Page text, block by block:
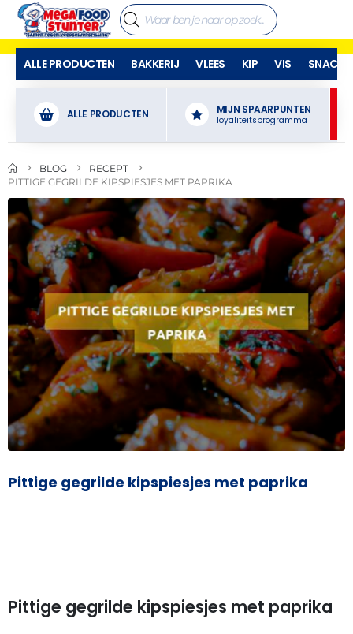
ALLE PRODUCTEN BAKKERIJ VLEES KIP VIS SNACKS
ALLE PRODUCTEN MIJN SPAARPUNTEN
loyaliteitsprogramma
BLOG
RECEPT
PITTIGE GEGRILDE KIPSPIESJES MET PAPRIKA
Pittige gegrilde kipspiesjes met paprika
Pittige gegrilde kipspiesjes met paprika